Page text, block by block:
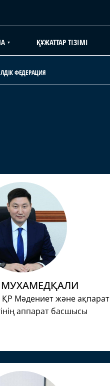
ҚҰЖАТТАР ТІЗІМІ
ФЕДЕРАЦИЯ
МУХАМЕДҚАЛИ
ҚР Мәдениет және ақпарат
аппарат басшысы